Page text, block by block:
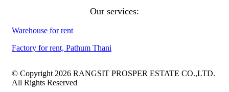
Our services:
Warehouse for rent
Factory for rent, Pathum Thani
© Copyright 2026 RANGSIT PROSPER ESTATE CO.,LTD.
All Rights Reserved